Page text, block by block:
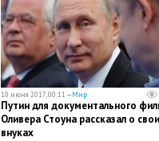
10 июня 2017, 00:11 —Мир
Путин для документального
Оливера Стоуна рассказал о
внуках